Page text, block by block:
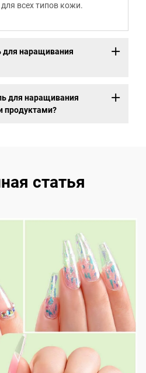
всех типов кожи.
для наращивания
для наращивания
продуктами?
статья